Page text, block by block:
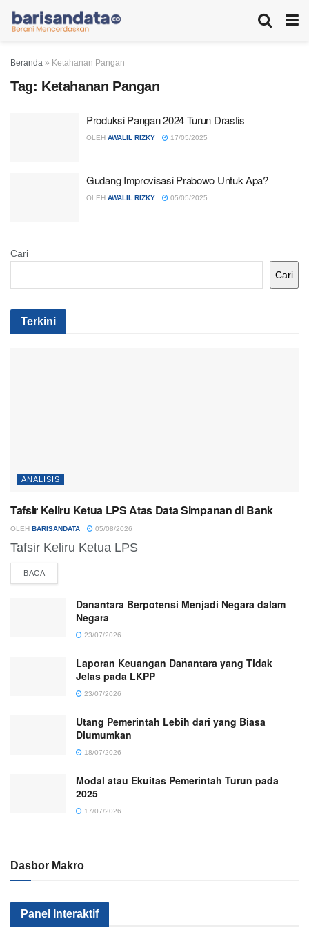
Beranda » Ketahanan Pangan
Tag: Ketahanan Pangan
Produksi Pangan 2024 Turun Drastis
OLEH AWALIL RIZKY 17/05/2025
Gudang Improvisasi Prabowo Untuk Apa?
OLEH AWALIL RIZKY 05/05/2025
Cari
Cari
Terkini
ANALISIS
Tafsir Keliru Ketua LPS Atas Data Simpanan di Bank
OLEH BARISANDATA 05/08/2026
Tafsir Keliru Ketua LPS
BACA
Danantara Berpotensi Menjadi Negara dalam
Negara
23/07/2026
Laporan Keuangan Danantara yang Tidak
Jelas pada LKPP
23/07/2026
Utang Pemerintah Lebih dari yang Biasa
Diumumkan
18/07/2026
Modal atau Ekuitas Pemerintah Turun pada
2025
17/07/2026
Dasbor Makro
Panel Interaktif
Kenapa Sektor